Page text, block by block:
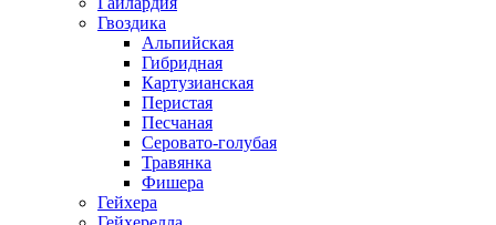
Гвоздика
Альпийская
Гибридная
Картузианская
Перистая
Песчаная
Серовато-голубая
Травянка
Фишера
Гейхера